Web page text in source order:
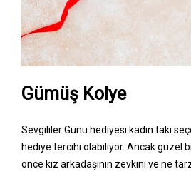
Gümüş Kolye
Sevgililer Günü hediyesi kadın takı
hediye tercihi olabiliyor. Ancak güzel
önce kız arkadaşının zevkini ve ne